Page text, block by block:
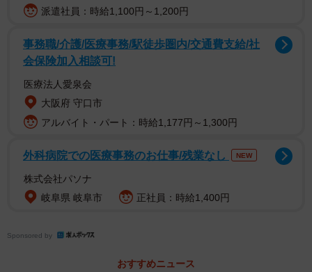
派遣社員：時給1,100円～1,200円
事務職/介護/医療事務/駅徒歩圏内/交通費支給/社
会保険加入相談可!
医療法人愛泉会
大阪府 守口市
アルバイト・パート：時給1,177円～1,300円
外科病院での医療事務のお仕事/残業なし NEW
株式会社パソナ
岐阜県 岐阜市
正社員：時給1,400円
Sponsored by
おすすめニュース